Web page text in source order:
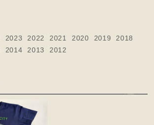
2023 2022 2021 2020 2019
2018
2014 2013 2012